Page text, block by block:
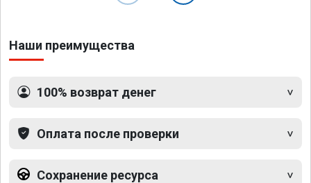
Наши преимущества
100% возврат денег
Оплата после проверки
Сохранение ресурса